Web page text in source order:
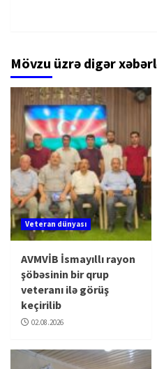
Mövzu üzrə digər
Veteran dünyası
AVMVİB İsmayıllı rayon
şöbəsinin bir qrup
veteranı ilə görüş
keçirilib
02.08.2026